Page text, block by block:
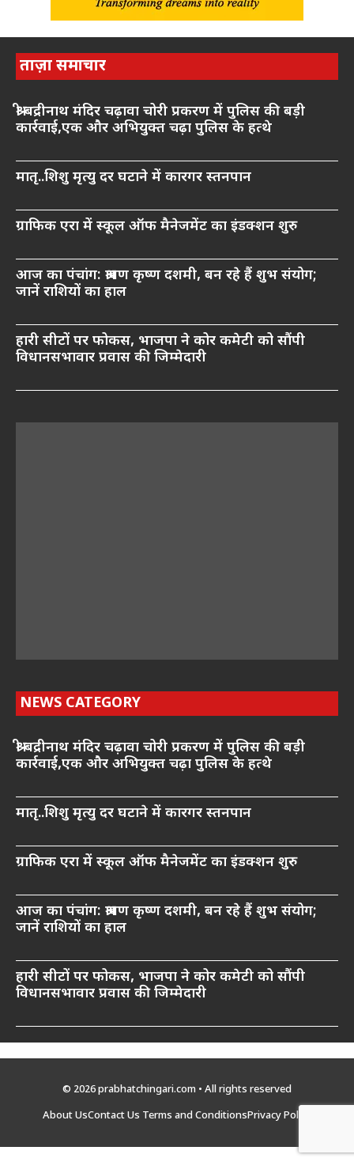
ताज़ा समाचार
श्री बद्रीनाथ मंदिर चढ़ावा चोरी प्रकरण में पुलिस की बड़ी
कार्रवाई,एक और अभियुक्त चढ़ा पुलिस के हत्थे
मातृ..शिशु मृत्यु दर घटाने में कारगर स्तनपान
ग्राफिक एरा में स्कूल ऑफ मैनेजमेंट का इंडक्शन शुरु
आज का पंचांग: श्रावण कृष्ण दशमी, बन रहे हैं शुभ संयोग;
जानें राशियों का हाल
हारी सीटों पर फोकस, भाजपा ने कोर कमेटी को सौंपी
विधानसभावार प्रवास की जिम्मेदारी
NEWS CATEGORY
श्री बद्रीनाथ मंदिर चढ़ावा चोरी प्रकरण में पुलिस की बड़ी
कार्रवाई,एक और अभियुक्त चढ़ा पुलिस के हत्थे
मातृ..शिशु मृत्यु दर घटाने में कारगर स्तनपान
ग्राफिक एरा में स्कूल ऑफ मैनेजमेंट का इंडक्शन शुरु
आज का पंचांग: श्रावण कृष्ण दशमी, बन रहे हैं शुभ संयोग;
जानें राशियों का हाल
हारी सीटों पर फोकस, भाजपा ने कोर कमेटी को सौंपी
विधानसभावार प्रवास की जिम्मेदारी
© 2026 prabhatchingari.com • All rights reserved
About UsContact Us Terms and ConditionsPrivacy Policy